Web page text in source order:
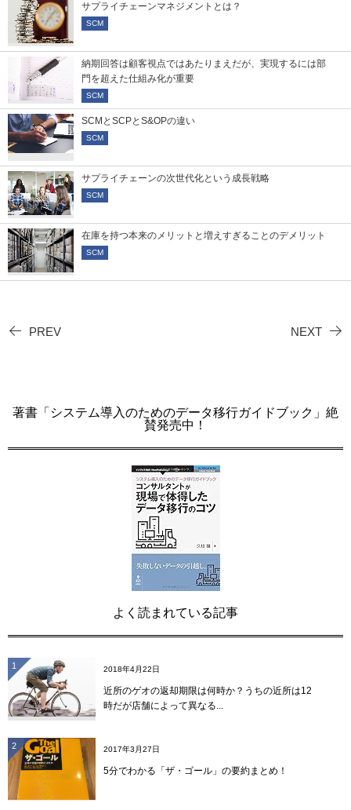
サプライチェーンマネジメントとは？
SCM
納期回答は顧客視点ではあたりまえだが、実現するには部
門を超えた仕組み化が重要
SCM
SCMとSCPとS&OPの違い
SCM
サプライチェーンの次世代化という成長戦略
SCM
在庫を持つ本来のメリットと増えすぎることのデメリット
SCM
PREV NEXT
著書「システム導入のためのデータ移行ガイドブック」絶
賛発売中！
よく読まれている記事
1 2018年4月22日
近所のゲオの返却期限は何時か？うちの近所は12
時だが店舗によって異なる...
2 2017年3月27日
5分でわかる「ザ・ゴール」の要約まとめ！